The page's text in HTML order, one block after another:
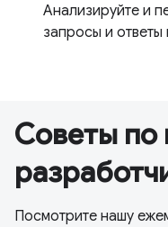
Анализируйте и
запросы и ответы
Советы по
Посмотрите нашу